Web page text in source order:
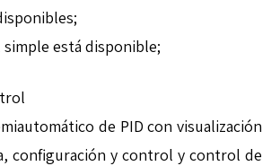
simple está disponible;
de PID con visualización
configuración y control y control de